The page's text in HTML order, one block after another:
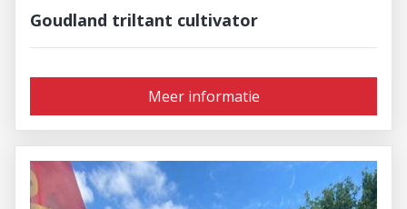
Goudland triltant cultivator
Meer informatie